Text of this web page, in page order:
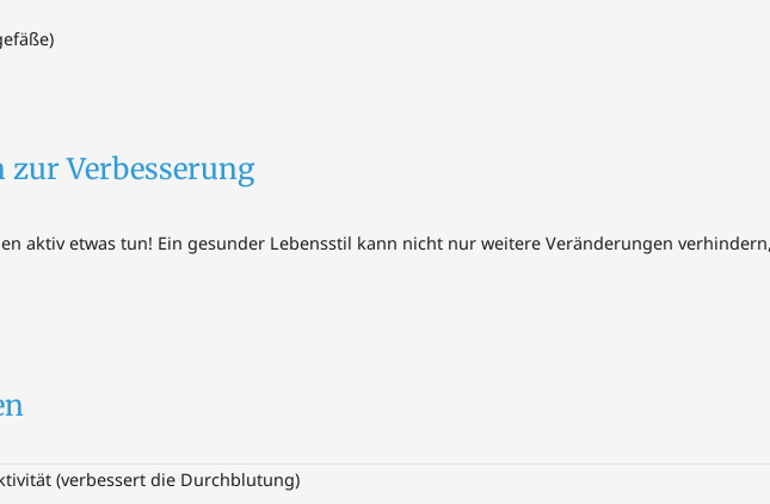
Verbesserung
aktiv etwas tun! Ein gesunder Lebensstil kann nicht nur weitere Veränderungen
(verbessert die Durchblutung)